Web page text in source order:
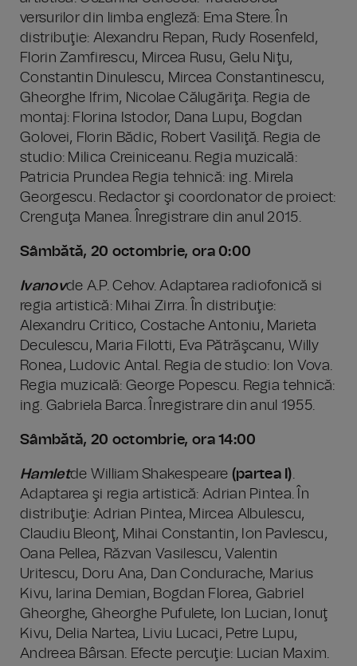
versurilor din limba engleză: Ema Stere. În
distribuţie: Alexandru Repan, Rudy Rosenfeld,
Florin Zamfirescu, Mircea Rusu, Gelu Niţu,
Constantin Dinulescu, Mircea Constantinescu,
Gheorghe Ifrim, Nicolae Călugăriţa. Regia de
montaj: Florina Istodor, Dana Lupu, Bogdan
Golovei, Florin Bădic, Robert Vasiliţă. Regia de
studio: Milica Creiniceanu. Regia muzicală:
Patricia Prundea Regia tehnică: ing. Mirela
Georgescu. Redactor şi coordonator de proiect:
Crenguţa Manea. Înregistrare din anul 2015.
Sâmbătă, 20 octombrie, ora 0:00
Ivanovde A.P. Cehov. Adaptarea radiofonică si
regia artistică: Mihai Zirra. În distribuţie:
Alexandru Critico, Costache Antoniu, Marieta
Deculescu, Maria Filotti, Eva Pătrăşcanu, Willy
Ronea, Ludovic Antal. Regia de studio: Ion Vova.
Regia muzicală: George Popescu. Regia tehnică:
ing. Gabriela Barca. Înregistrare din anul 1955.
Sâmbătă, 20 octombrie, ora 14:00
Hamletde William Shakespeare (partea I).
Adaptarea şi regia artistică: Adrian Pintea. În
distribuţie: Adrian Pintea, Mircea Albulescu,
Claudiu Bleonţ, Mihai Constantin, Ion Pavlescu,
Oana Pellea, Răzvan Vasilescu, Valentin
Uritescu, Doru Ana, Dan Condurache, Marius
Kivu, Iarina Demian, Bogdan Florea, Gabriel
Gheorghe, Gheorghe Pufulete, Ion Lucian, Ionuţ
Kivu, Delia Nartea, Liviu Lucaci, Petre Lupu,
Andreea Bârsan. Efecte percuţie: Lucian Maxim.